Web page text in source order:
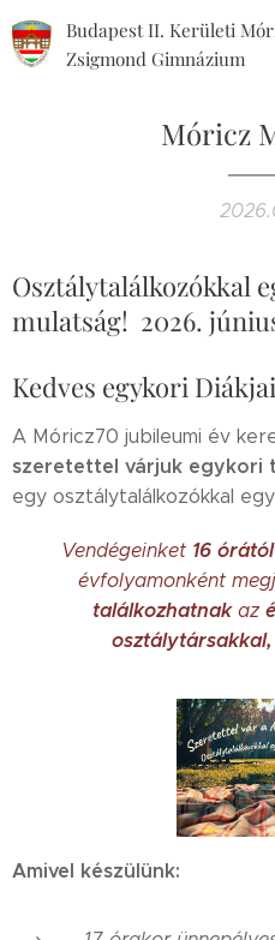
Budapest II. Kerületi
Zsigmond Gimnázium
Móricz
Osztálytalálkozókkal
mulatság! 2026.
Kedves egykori
A Móricz70 jubileumi év
szeretettel várjuk egykori
egy osztálytalálkozókkal
Vendégeinket 16
évfolyamonként
találkozhatnakaz
Amivel készülünk: